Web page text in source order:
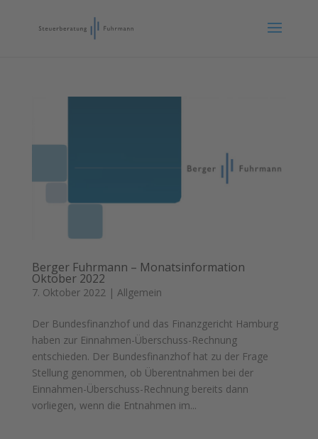
Berger Fuhrmann – Monatsinformation
Oktober 2022
7. Oktober 2022 | Allgemein
Der Bundesfinanzhof und das Finanzgericht Hamburg
haben zur Einnahmen-Überschuss-Rechnung
entschieden. Der Bundesfinanzhof hat zu der Frage
Stellung genommen, ob Überentnahmen bei der
Einnahmen-Überschuss-Rechnung bereits dann
vorliegen, wenn die Entnahmen im...